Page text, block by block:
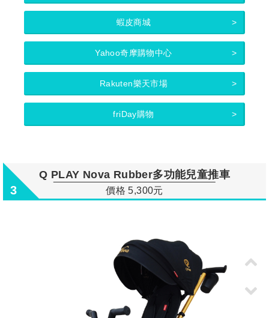
蝦皮商城
Yahoo奇摩購物中心
Rakuten樂天市場
friDay購物
3
Q PLAY Nova Rubber多功能兒童推車
價格 5,300元